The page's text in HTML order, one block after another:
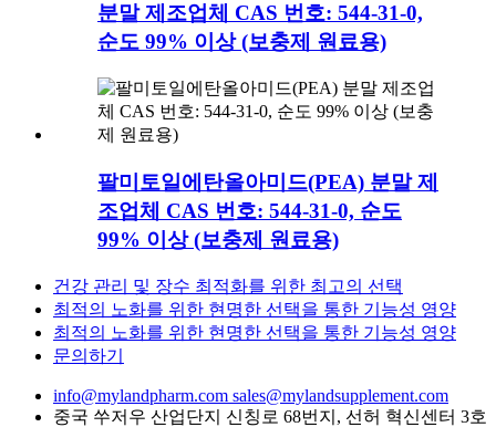
분말 제조업체 CAS 번호: 544-31-0,
순도 99% 이상 (보충제 원료용)
팔미토일에탄올아미드(PEA) 분말 제
조업체 CAS 번호: 544-31-0, 순도
99% 이상 (보충제 원료용)
건강 관리 및 장수 최적화를 위한 최고의 선택
최적의 노화를 위한 현명한 선택을 통한 기능성 영양
최적의 노화를 위한 현명한 선택을 통한 기능성 영양
문의하기
info@mylandpharm.com sales@mylandsupplement.com
중국 쑤저우 산업단지 신칭로 68번지, 선허 혁신센터 3호